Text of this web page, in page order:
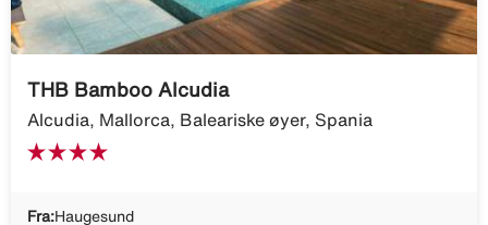
THB Bamboo Alcudia
Alcudia, Mallorca, Baleariske øyer, Spania
Fra:Haugesund